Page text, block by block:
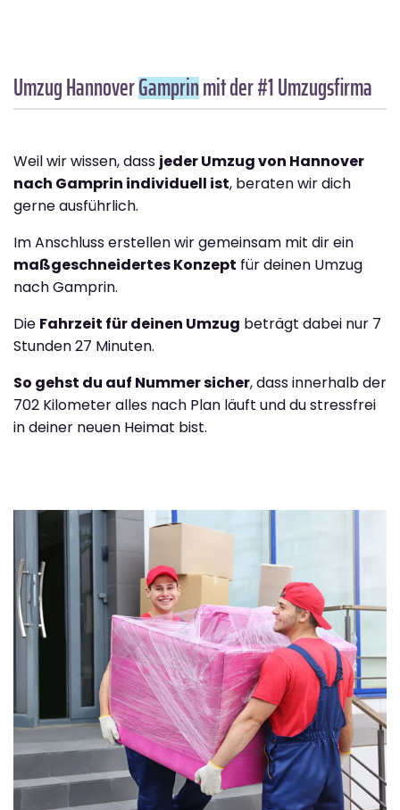
Umzug HannoverGamprinmit der #1 Umzugsfirma
Weil wir wissen, dass jeder Umzug von Hannover
nach Gamprin individuell ist, beraten wir dich
gerne ausführlich.
Im Anschluss erstellen wir gemeinsam mit dir ein
maßgeschneidertes Konzept für deinen Umzug
nach Gamprin.
Die Fahrzeit für deinen Umzug beträgt dabei nur 7
Stunden 27 Minuten.
So gehst du auf Nummer sicher, dass innerhalb der
702 Kilometer alles nach Plan läuft und du stressfrei
in deiner neuen Heimat bist.